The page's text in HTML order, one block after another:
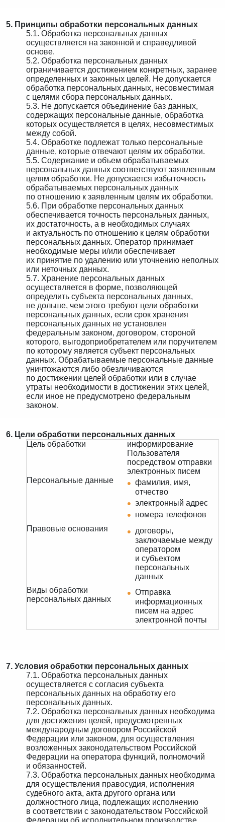
5. Принципы обработки персональных данных
5.1. Обработка персональных данных
осуществляется на законной и справедливой
основе.
5.2. Обработка персональных данных
ограничивается достижением конкретных, заранее
определенных и законных целей. Не допускается
обработка персональных данных, несовместимая
с целями сбора персональных данных.
5.3. Не допускается объединение баз данных,
содержащих персональные данные, обработка
которых осуществляется в целях, несовместимых
между собой.
5.4. Обработке подлежат только персональные
данные, которые отвечают целям их обработки.
5.5. Содержание и объем обрабатываемых
персональных данных соответствуют заявленным
целям обработки. Не допускается избыточность
обрабатываемых персональных данных
по отношению к заявленным целям их обработки.
5.6. При обработке персональных данных
обеспечивается точность персональных данных,
их достаточность, а в необходимых случаях
и актуальность по отношению к целям обработки
персональных данных. Оператор принимает
необходимые меры и/или обеспечивает
их принятие по удалению или уточнению неполных
или неточных данных.
5.7. Хранение персональных данных
осуществляется в форме, позволяющей
определить субъекта персональных данных,
не дольше, чем этого требуют цели обработки
персональных данных, если срок хранения
персональных данных не установлен
федеральным законом, договором, стороной
которого, выгодоприобретателем или поручителем
по которому является субъект персональных
данных. Обрабатываемые персональные данные
уничтожаются либо обезличиваются
по достижении целей обработки или в случае
утраты необходимости в достижении этих целей,
если иное не предусмотрено федеральным
законом.
6. Цели обработки персональных данных
Цель обработки
информирование
Пользователя
посредством отправки
электронных писем
Персональные данные
фамилия, имя,
отчество
электронный адрес
номера телефонов
Правовые основания
договоры,
заключаемые между
оператором
и субъектом
персональных
данных
Виды обработки
персональных данных
Отправка
информационных
писем на адрес
электронной почты
7. Условия обработки персональных данных
7.1. Обработка персональных данных
осуществляется с согласия субъекта
персональных данных на обработку его
персональных данных.
7.2. Обработка персональных данных необходима
для достижения целей, предусмотренных
международным договором Российской
Федерации или законом, для осуществления
возложенных законодательством Российской
Федерации на оператора функций, полномочий
и обязанностей.
7.3. Обработка персональных данных необходима
для осуществления правосудия, исполнения
судебного акта, акта другого органа или
должностного лица, подлежащих исполнению
в соответствии с законодательством Российской
Федерации об исполнительном производстве.